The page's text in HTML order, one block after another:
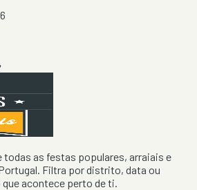
todas as festas populares, arraiais e
Filtra por distrito, data ou
acontece perto de ti.